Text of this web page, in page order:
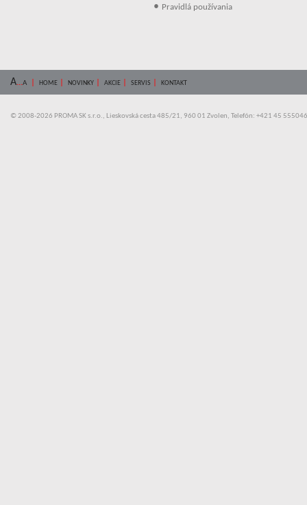
• Pravidlá používania
A...A HOME NOVINKY AKCIE SERVIS KONTAKT
© 2008-2026 PROMA SK s.r.o., Lieskovská cesta 485/21, 960 01 Zvolen, Telefón: +421 45